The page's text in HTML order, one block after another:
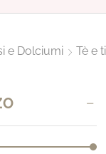
e Dolciumi Tè e